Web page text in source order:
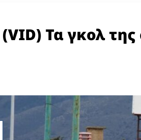
(VID) Τα γκολ της